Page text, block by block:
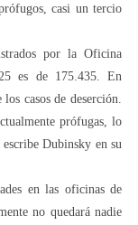
casi un tercio
por la Oficina
es de 175.435. En
casos de deserción.
prófugas, lo
Dubinsky en su
en las oficinas de
no quedará nadie